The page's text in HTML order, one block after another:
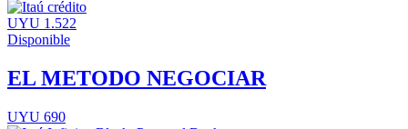
UYU 1.522
Disponible
EL METODO NEGOCIAR
UYU 690